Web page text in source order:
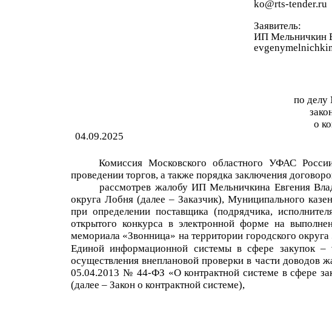
ko@rts-tender.ru
Заявитель:
ИПМельничкин
по
о
04.09.2025
Комиссия Московского областного УФАС
проведении торгов, а также порядка заключения
рассмотрев жалобуИПМельничкина Евгения
округа Лобня (далее – Заказчик), Муниципального
при определении поставщика (подрядчика,
открытого конкурса в электронной форме на в
мемориала «Звонница» на территории городского
Единой информационной системы в сфере закупок
осуществления внеплановой проверки в части доводов
05.04.2013 № 44-ФЗ «О контрактной системе в сфере
(далее – Закон о контрактной системе),